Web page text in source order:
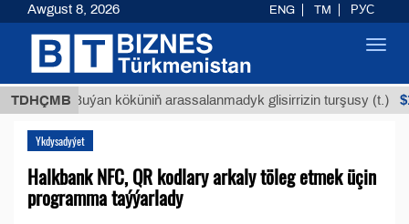
TDHÇMB
Buýan köküniň arassalanmadyk glisirrizin turşusy (t.)
Ykdysadyýet
Halkbank NFC, QR kodlary arkaly töleg etmek üçin
programma taýýarlady
Awgust 8, 2026 ENG TM РУС